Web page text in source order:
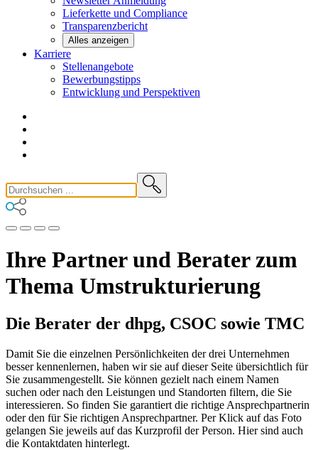
Lieferkette und Compliance
Transparenzbericht
Alles anzeigen
Karriere
Stellenangebote
Bewerbungstipps
Entwicklung und Perspektiven
Ihre Partner und Berater zum
Thema Umstrukturierung
Die Berater der dhpg, CSOC sowie TMC
Damit Sie die einzelnen Persönlichkeiten der drei Unternehmen
besser kennenlernen, haben wir sie auf dieser Seite übersichtlich für
Sie zusammengestellt. Sie können gezielt nach einem Namen
suchen oder nach den Leistungen und Standorten filtern, die Sie
interessieren. So finden Sie garantiert die richtige Ansprechpartnerin
oder den für Sie richtigen Ansprechpartner. Per Klick auf das Foto
gelangen Sie jeweils auf das Kurzprofil der Person. Hier sind auch
die Kontaktdaten hinterlegt.